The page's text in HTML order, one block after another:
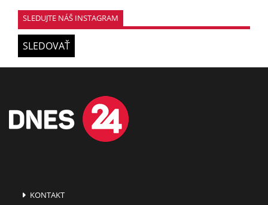
SLEDUJTE NÁŠ INSTAGRAM
SLEDOVAŤ
KONTAKT